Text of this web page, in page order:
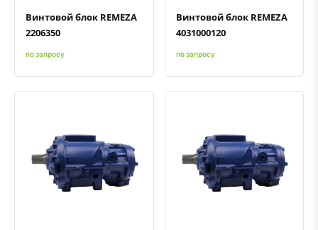
Винтовой блок REMEZA
2206350
по запросу
Винтовой блок REMEZA
4031000120
по запросу
Быстрый просмотрДобавить к сравнению
Добавить в избранное Быстрый просмотрДобавить к сравнению
Добавить в избранное